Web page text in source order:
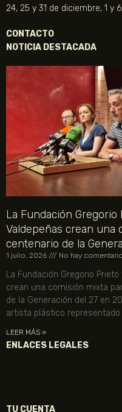
24, 25 y 31 de diciembre, 1 y
CONTACTO
NOTICIA DESTACADA
La Fundación
Valdepeñas crean una
centenario de la
1 julio, 2026 No hay
La Fundación Gregorio
crean una comisión mixta
de la Generación del 27 en
artista plástico representado
LEER MÁS »
ENLACES LEGALES
TU CUENTA